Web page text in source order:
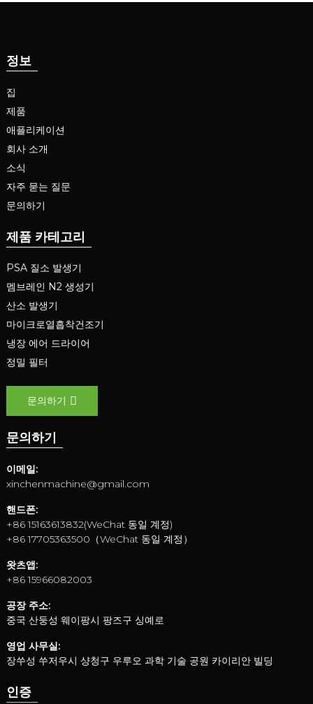
정보
집
제품
애플리케이션
회사 소개
소식
자주 묻는 질문
문의하기
제품 카테고리
PSA 질소 발생기
멤브레인 N2 생성기
산소 발생기
마이크로열흡착건조기
냉장 에어 드라이어
정밀 필터
문의하기
문의하기
이메일:
xinchenmachine@gmail.com
핸드폰:
+86 15163613832(WeChat 동일 계정)
+86 17705363500（WeChat 동일 계정）
왓츠앱:
+86 15966082003
공장 주소:
중국 산둥성 웨이팡시 팡즈구 싱예로
영업 사무실:
장쑤성 쑤저우시 샹청구 우루오 과학 기술 공원 카이리안 빌딩
인증